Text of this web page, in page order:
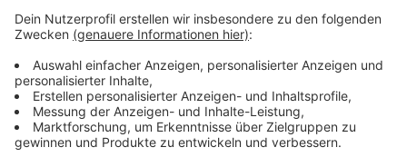
anderen Regionen weiter konkurrenzfähig zu bleiben,
brauche es Investitionen in Infrastruktur, Service,
Tourismusverein fürs Münsterland.
Anzeige